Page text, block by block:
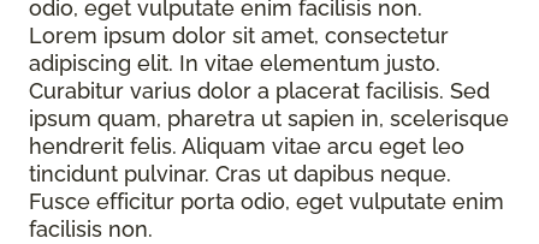
odio, eget vulputate enim facilisis non.
Lorem ipsum dolor sit amet, consectetur
adipiscing elit. In vitae elementum justo.
Curabitur varius dolor a placerat facilisis. Sed
ipsum quam, pharetra ut sapien in, scelerisque
hendrerit felis. Aliquam vitae arcu eget leo
tincidunt pulvinar. Cras ut dapibus neque.
Fusce efficitur porta odio, eget vulputate enim
facilisis non.